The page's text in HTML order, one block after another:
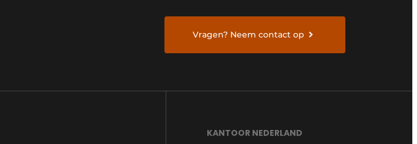
Vragen? Neem contact op
KANTOOR NEDERLAND